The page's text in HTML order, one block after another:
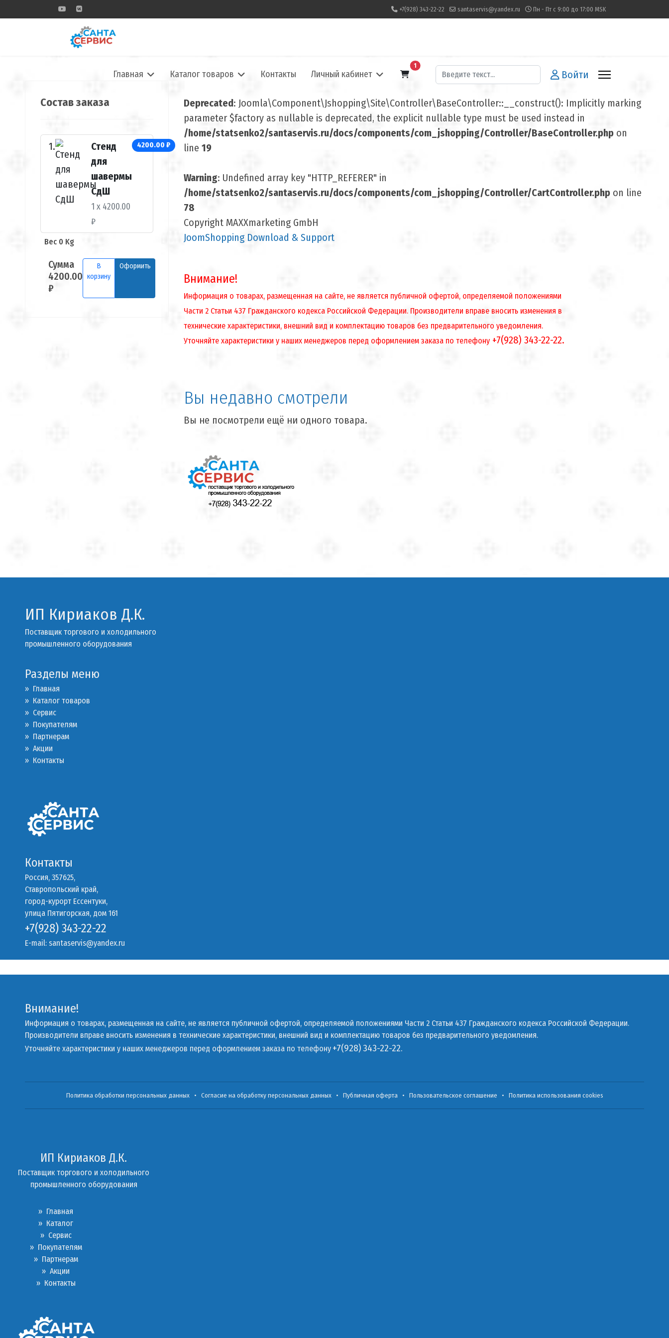
+7(928) 343-22-22 santaservis@yandex.ru Пн - Пт с 9:00 до 17:00 MSK
Главная Каталог товаров Контакты Личный кабинет
1В корзину
Поиск Войти
Состав заказа
Стенд
для
шавермы
СдШ
1 x 4200.00
₽
4200.00 ₽
Вес 0 Kg
Сумма
4200.00
₽
В
корзину
Оформить
Deprecated: Joomla\Component\Jshopping\Site\Controller\BaseController::__construct(): Implicitly marking
parameter $factory as nullable is deprecated, the explicit nullable type must be used instead in
/home/statsenko2/santaservis.ru/docs/components/com_jshopping/Controller/BaseController.phpon
line 19
Warning: Undefined array key "HTTP_REFERER" in
/home/statsenko2/santaservis.ru/docs/components/com_jshopping/Controller/CartController.phpon line
78
Copyright MAXXmarketing GmbH
JoomShopping Download & Support
Внимание!
Информация о товарах, размещенная на сайте, не является публичной офертой, определяемой положениями
Части 2 Статьи 437 Гражданского кодекса Российской Федерации. Производители вправе вносить изменения в
технические характеристики, внешний вид и комплектацию товаров без предварительного уведомления.
Уточняйте характеристики у наших менеджеров перед оформлением заказа по телефону+7(928) 343-22-22.
Вы недавно смотрели
Вы не посмотрели ещё ни одного товара.
ИП Кириаков Д.К.
Поставщик торгового и холодильного
промышленного оборудования
Разделы меню
» Главная
» Каталог товаров
» Сервис
» Покупателям
» Партнерам
» Акции
» Контакты
Контакты
Россия, 357625,
Ставропольский край,
город-курорт Ессентуки,
улица Пятигорская, дом 161
+7(928) 343-22-22
E-mail: santaservis@yandex.ru
Внимание!
Информация о товарах, размещенная на сайте, не является публичной офертой, определяемой положениями Части 2 Статьи 437 Гражданского кодекса Российской Федерации.
Производители вправе вносить изменения в технические характеристики, внешний вид и комплектацию товаров без предварительного уведомления.
Уточняйте характеристики у наших менеджеров перед оформлением заказа по телефону +7(928) 343-22-22.
Политика обработки персональных данных• Согласие на обработку персональных данных• Публичная оферта • Пользовательское соглашение • Политика использования cookies
ИП Кириаков Д.К.
Поставщик торгового и холодильного
промышленного оборудования
» Главная
» Каталог
» Сервис
» Покупателям
» Партнерам
» Акции
» Контакты